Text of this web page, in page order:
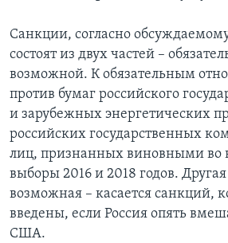
Санкции, согласно
состоят из двух частей –
возможной. К обязательным
против бумаг российского
и зарубежных энергетических
российских государственных
лиц, признанных виновными во
выборы 2016 и 2018 годов. Другая
возможная – касается санкций,
введены, если Россия опять
США.